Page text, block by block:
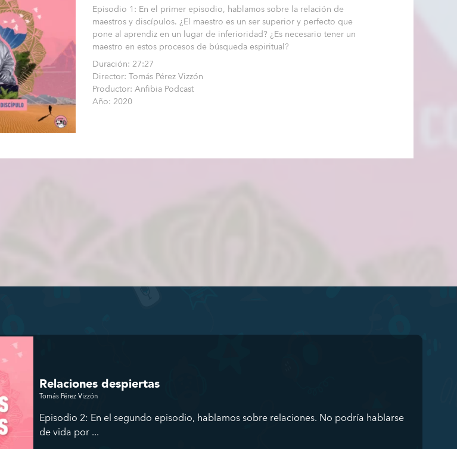
Episodio 1: En el primer episodio, hablamos sobre la relación de
maestros y discípulos. ¿El maestro es un ser superior y perfecto que
pone al aprendiz en un lugar de inferioridad? ¿Es necesario tener un
maestro en estos procesos de búsqueda espiritual?
Duración: 27:27
Director: Tomás Pérez Vizzón
Productor: Anfibia Podcast
Año: 2020
Relaciones despiertas
Tomás Pérez Vizzón
Episodio 2: En el segundo episodio, hablamos sobre relaciones. No podría hablarse
de vida por ...